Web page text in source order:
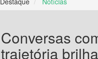
Conversas
trajetória